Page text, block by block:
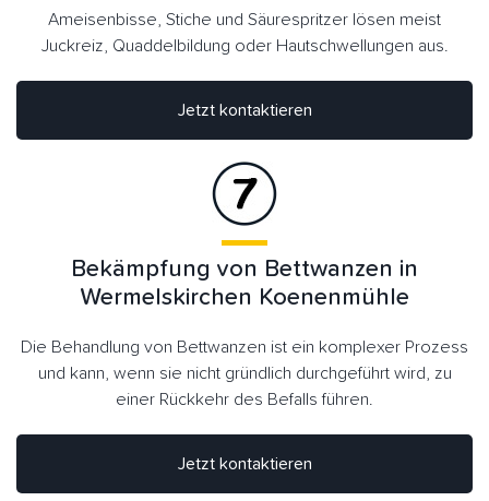
Jetzt kontaktieren
Ameisenbisse, Stiche und Säurespritzer lösen meist
Juckreiz, Quaddelbildung oder Hautschwellungen aus.
Bekämpfung von Bettwanzen in
Wermelskirchen Koenenmühle
Die Behandlung von Bettwanzen ist ein komplexer Prozess
und kann, wenn sie nicht gründlich durchgeführt wird, zu
einer Rückkehr des Befalls führen.
Jetzt kontaktieren